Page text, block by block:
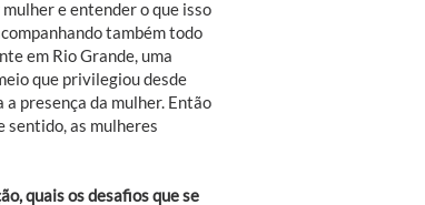
e entender o que isso
também todo
em Rio Grande, uma
que privilegiou desde
presença da mulher. Então
sentido, as mulheres
quais os desafios que se